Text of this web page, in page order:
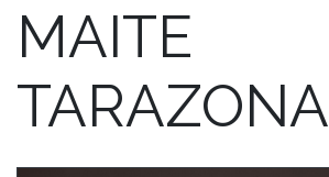
MAITE
TARAZONA